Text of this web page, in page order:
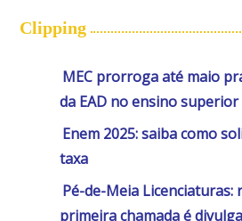
Clipping
MEC prorroga até maio
da EAD no ensino superior
Enem 2025: saiba como
taxa
Pé-de-Meia Licenciaturas:
primeira chamada é